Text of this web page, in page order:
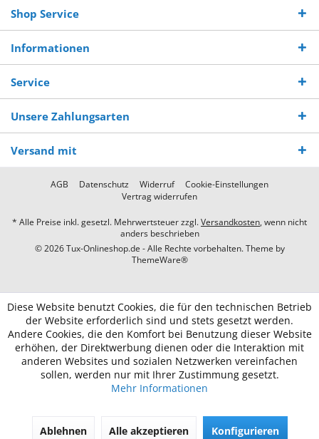
Shop Service
Informationen
Service
Unsere Zahlungsarten
Versand mit
AGB Datenschutz Widerruf
Cookie-Einstellungen
Vertrag widerrufen
* Alle Preise inkl. gesetzl. Mehrwertsteuer zzgl.Versandkosten, wenn nicht
anders beschrieben
© 2026 Tux-Onlineshop.de - Alle Rechte vorbehalten. Theme by
ThemeWare®
Diese Website benutzt Cookies, die für den technischen Betrieb
der Website erforderlich sind und stets gesetzt werden.
Andere Cookies, die den Komfort bei Benutzung dieser Website
erhöhen, der Direktwerbung dienen oder die Interaktion mit
anderen Websites und sozialen Netzwerken vereinfachen
sollen, werden nur mit Ihrer Zustimmung gesetzt.
Mehr Informationen
Ablehnen Alle akzeptieren Konfigurieren